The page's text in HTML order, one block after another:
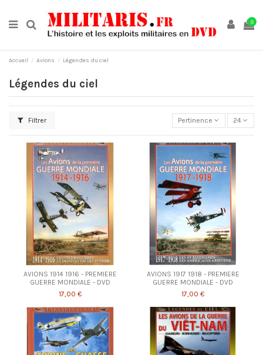
0
Accueil Avions Légendes du ciel
Légendes du ciel
Filtrer Pertinence 24
AVIONS 1914 1916 - PREMIERE
GUERRE MONDIALE - DVD
17,00 €
AVIONS 1917 1918 - PREMIERE
GUERRE MONDIALE - DVD
17,00 €